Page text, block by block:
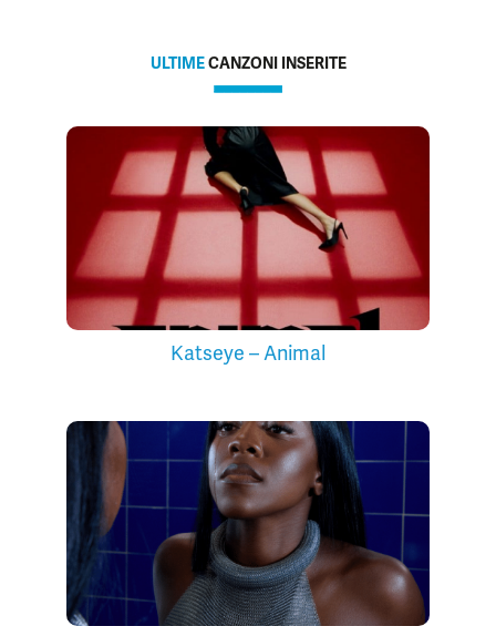
ULTIMECANZONI INSERITE
Katseye – Animal